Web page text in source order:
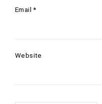
Email*
Website